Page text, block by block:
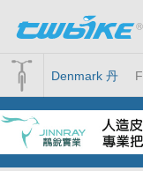
捷 Denmark 丹